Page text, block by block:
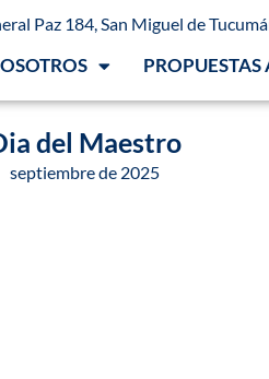
Paz 184, San Miguel de
del Maestro
septiembre de 2025